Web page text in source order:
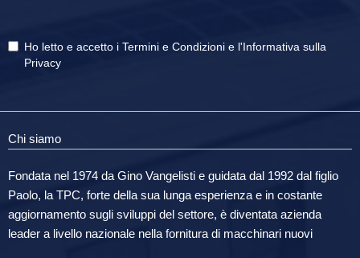
Ho letto e accetto i Termini e Condizioni e l'Informativa sulla
Privacy
Chi siamo
Fondata nel 1974 da Gino Vangelisti e guidata dal 1992 dal figlio
Paolo, la TPC, forte della sua lunga esperienza e in costante
aggiornamento sugli sviluppi del settore, è diventata azienda
leader a livello nazionale nella fornitura di macchinari nuovi